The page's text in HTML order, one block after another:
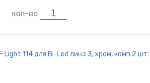
кол-во
Light 114 для Bi-Led линз 3, хром, комп.2 шт.